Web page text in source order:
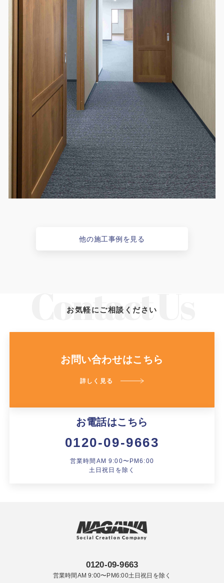
他の施工事例を見る
お気軽にご相談ください
お問い合わせはこちら
詳しく見る
お電話はこちら
0120-09-9663
営業時間AM 9:00〜PM6:00
土日祝日を除く
0120-09-9663
営業時間AM 9:00〜PM6:00土日祝日を除く